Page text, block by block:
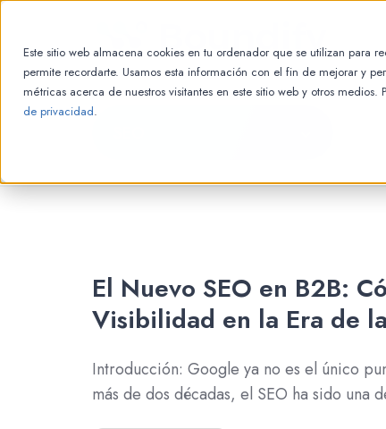
Este sitio web almacena cookies en tu ordenador que se utilizan para
permite recordarte. Usamos esta información con el fin de mejorar y
métricas acerca de nuestros visitantes en este sitio web y otros
de privacidad.
El Nuevo SEO en B2B:
Visibilidad en la Era de
Introducción: Google ya no es el único
más de dos décadas, el SEO ha sido una